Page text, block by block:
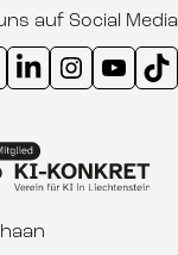
auf Social Media
Instagram Kanal digicube
Youtube Kanal